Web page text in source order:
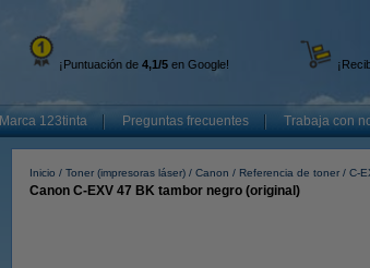
¡Puntuación de 4,1/5 en Google!
Marca 123tinta Preguntas frecuentes Trabaja con
Inicio Toner (impresoras láser) Canon Referencia de toner C-
Canon C-EXV 47 BK tambor negro (original)